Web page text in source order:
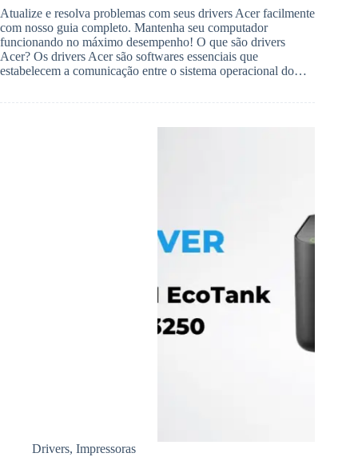
Atualize e resolva problemas com seus drivers Acer facilmente
com nosso guia completo. Mantenha seu computador
funcionando no máximo desempenho! O que são drivers
Acer? Os drivers Acer são softwares essenciais que
estabelecem a comunicação entre o sistema operacional do…
Drivers, Impressoras